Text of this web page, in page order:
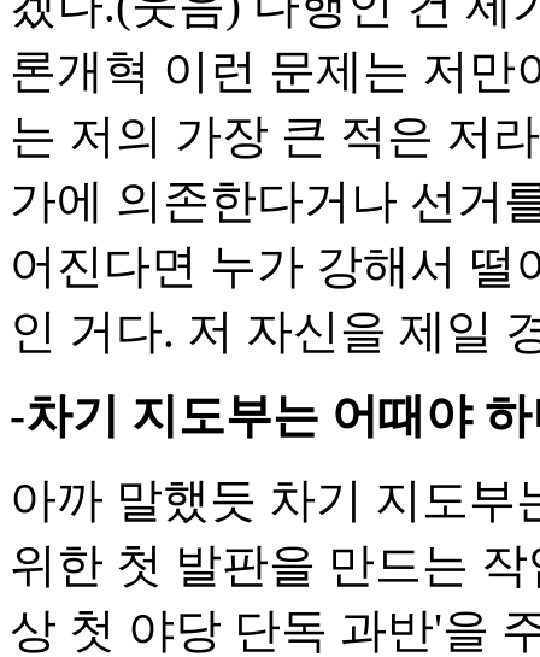
론개혁 이런 문제는 저만
는 저의 가장 큰 적은 저
가에 의존한다거나 선거
어진다면 누가 강해서 떨
인 거다. 저 자신을 제일
-차기 지도부는 어때야
아까 말했듯 차기 지도
위한 첫 발판을 만드는
상 첫 야당 단독 과반'을